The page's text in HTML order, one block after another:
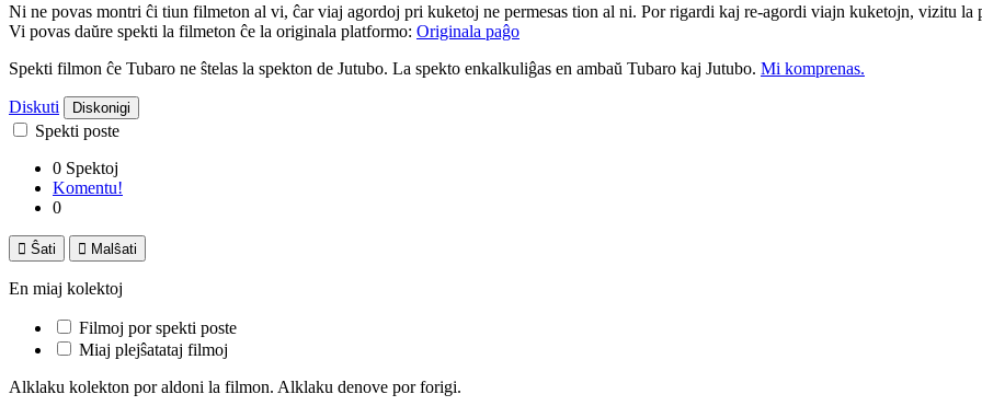
Ni ne povas montri ĉi tiun filmeton al vi, ĉar viaj agordoj pri kuketoj ne permesas tion al ni. Por rigardi kaj re-agordi viajn kuketojn, vizitu la
Vi povas daŭre spekti la filmeton ĉe la originala platformo: Originala paĝo
Spekti filmon ĉe Tubaro ne ŝtelas la spekton de Jutubo. La spekto enkalkuliĝas en ambaŭ Tubaro kaj Jutubo. Mi komprenas.
Diskuti Diskonigi
Spekti poste
0 Spektoj
Komentu!
0
 Ŝati  Malŝati
En miaj kolektoj
Filmoj por spekti poste
Miaj plejŝatataj filmoj
Alklaku kolekton por aldoni la filmon. Alklaku denove por forigi.